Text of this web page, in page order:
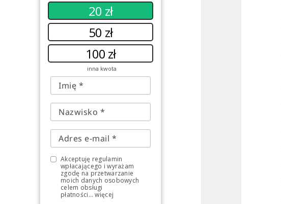
20 zł
50 zł
100 zł
inna kwota
Akceptuję regulamin
wpłacającego i wyrażam
zgodę na przetwarzanie
moich danych osobowych
celem obsługi
płatności... więcej